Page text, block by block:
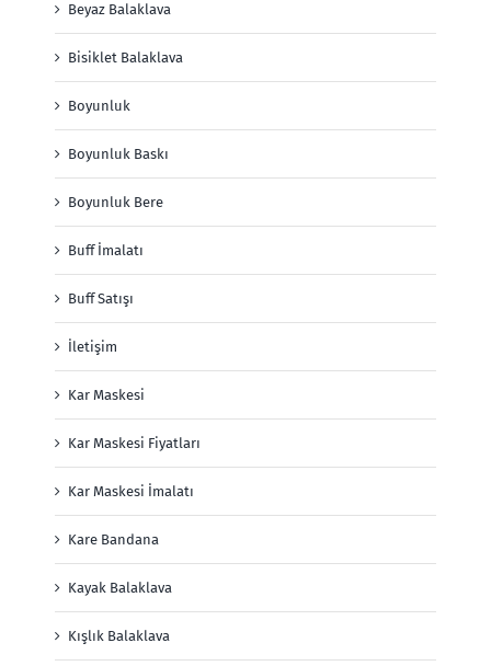
Beyaz Balaklava
Bisiklet Balaklava
Boyunluk
Boyunluk Baskı
Boyunluk Bere
Buff İmalatı
Buff Satışı
İletişim
Kar Maskesi
Kar Maskesi Fiyatları
Kar Maskesi İmalatı
Kare Bandana
Kayak Balaklava
Kışlık Balaklava